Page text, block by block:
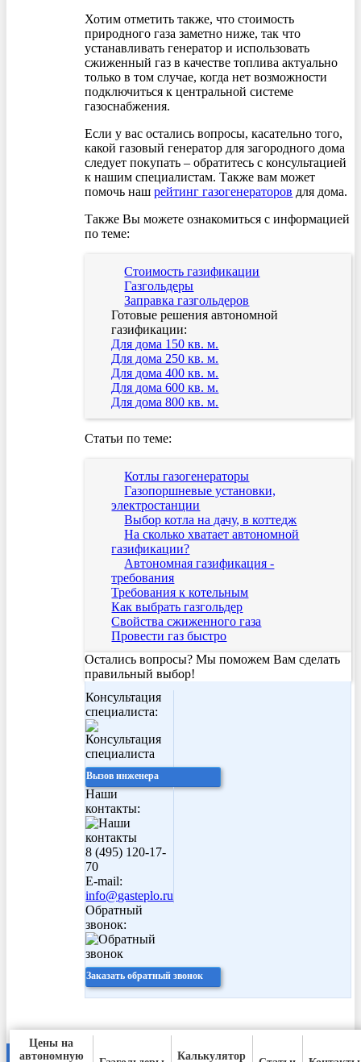
Хотим отметить также, что стоимость
природного газа заметно ниже, так что
устанавливать генератор и использовать
сжиженный газ в качестве топлива актуально
только в том случае, когда нет возможности
подключиться к центральной системе
газоснабжения.
Если у вас остались вопросы, касательно того,
какой газовый генератор для загородного дома
следует покупать – обратитесь с консультацией
к нашим специалистам. Также вам может
помочь нашрейтинг газогенераторов для дома.
Также Вы можете ознакомиться с информацией
по теме:
Стоимость газификации
Газгольдеры
Заправка газгольдеров
Готовые решения автономной
газификации:
Для дома 150 кв. м.
Для дома 250 кв. м.
Для дома 400 кв. м.
Для дома 600 кв. м.
Для дома 800 кв. м.
Статьи по теме:
Котлы газогенераторы
Газопоршневые установки,
электростанции
Выбор котла на дачу, в коттедж
На сколько хватает автономной
газификации?
Автономная газификация -
требования
Требования к котельным
Как выбрать газгольдер
Свойства сжиженного газа
Провести газ быстро
Остались вопросы? Мы поможем Вам сделать
правильный выбор!
Консультация
специалиста:
Вызов инженера
Наши
контакты:
8 (495) 120-17-
70
E-mail:
info@gasteplo.ru
Обратный
звонок:
Заказать обратный звонок
Цены на
автономную
Калькулятор